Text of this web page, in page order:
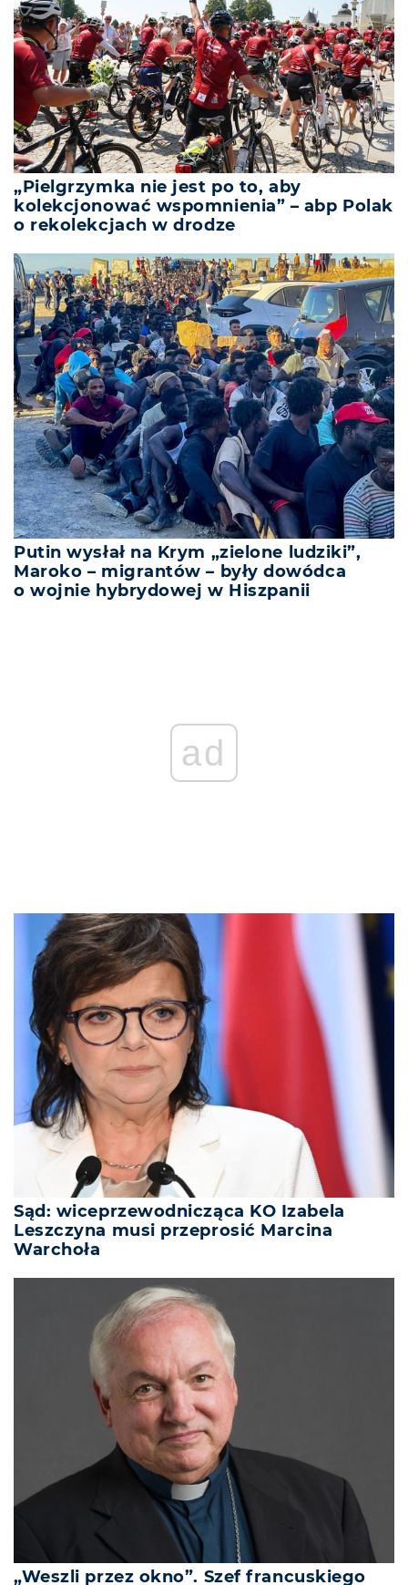
„Pielgrzymka nie jest po to, aby
kolekcjonować wspomnienia” – abp Polak
o rekolekcjach w drodze
Putin wysłał na Krym „zielone ludziki”,
Maroko – migrantów – były dowódca
o wojnie hybrydowej w Hiszpanii
ad
Sąd: wiceprzewodnicząca KO Izabela
Leszczyna musi przeprosić Marcina
Warchoła
„Weszli przez okno”. Szef francuskiego